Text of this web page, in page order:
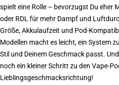
spielt eine Rolle – bevorzugst Du eher
oder RDL für mehr Dampf und
Größe, Akkulaufzeit und Pod-
Modellen macht es leicht, ein System
Stil und Deinem Geschmack passt.
noch ein kleiner Schritt zu den Vape-
Lieblingsgeschmacksrichtung!